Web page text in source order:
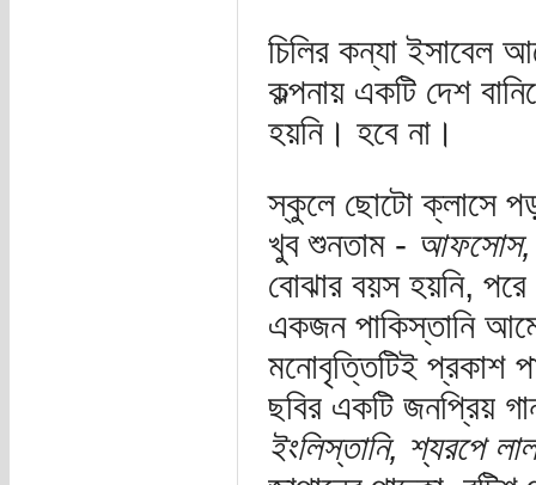
চিলির কন্যা ইসাবেল
কল্পনায় একটি দেশ
হয়নি। হবে না।
স্কুলে ছোটো ক্লাসে
খুব শুনতাম - আফসোস,
বোঝার বয়স হয়নি,
একজন পাকিস্তানি
মনোবৃত্তিটিই প্রকাশ
ছবির একটি জনপ্রিয়
ইংলিস্তানি, শ্যরপে